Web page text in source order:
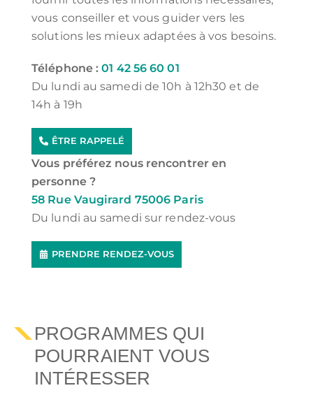
vous conseiller et vous guider vers les
solutions les mieux adaptées à vos besoins.
Téléphone :01 42 56 60 01
Du lundi au samedi de 10h à 12h30 et de
14h à 19h
ÊTRE RAPPELÉ
Vous préférez nous rencontrer en
personne ?
58 Rue Vaugirard 75006 Paris
Du lundi au samedi sur rendez-vous
PRENDRE RENDEZ-VOUS
PROGRAMMES QUI
POURRAIENT VOUS
INTÉRESSER